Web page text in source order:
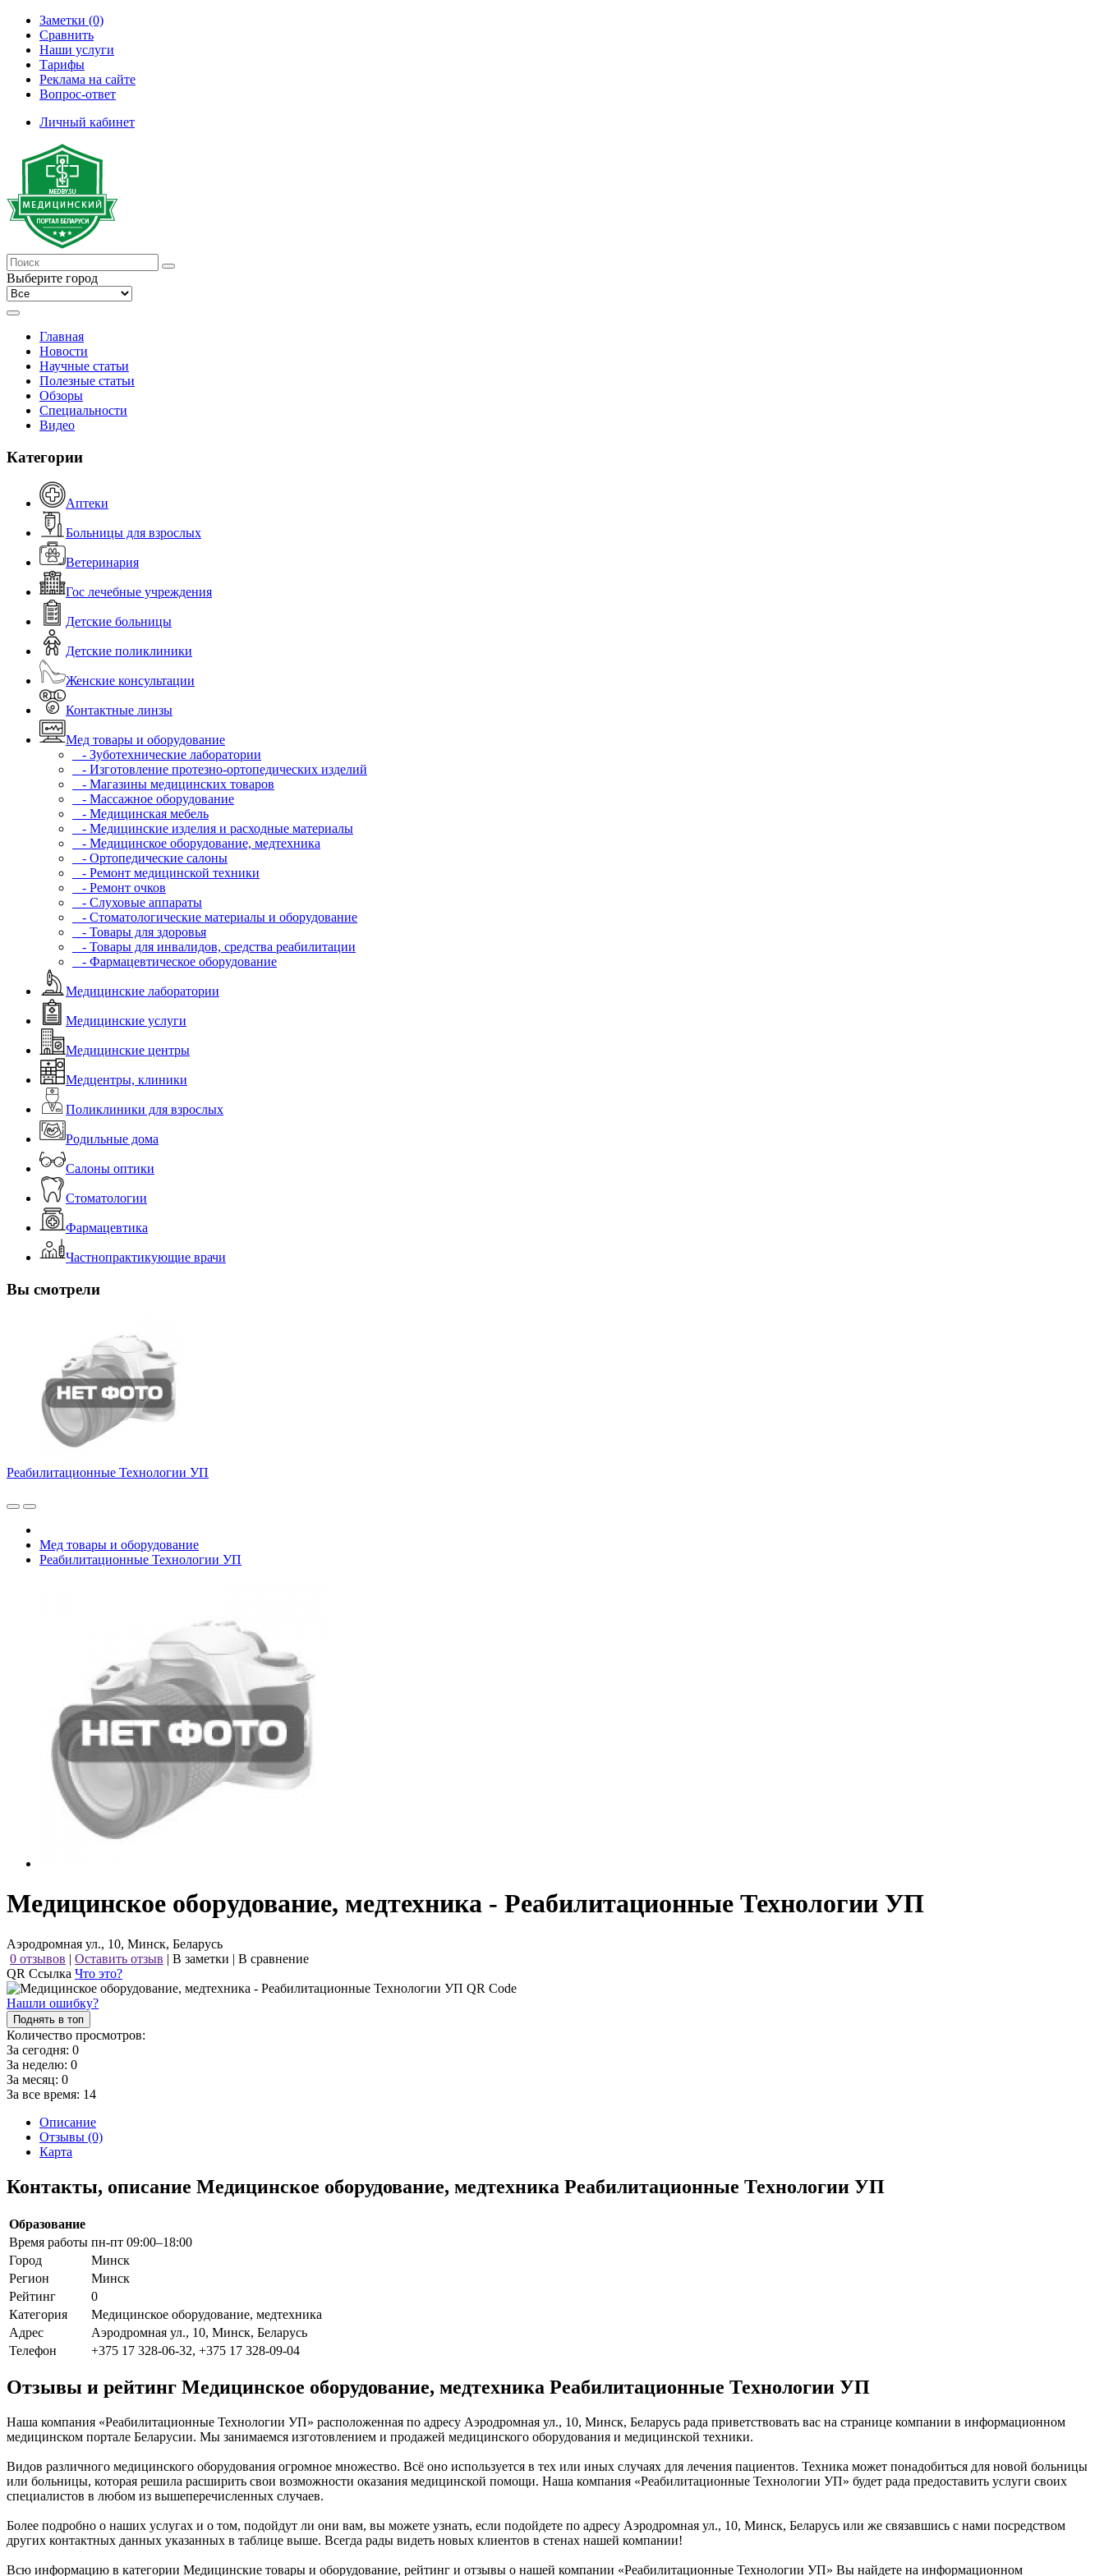
Заметки (0)
Сравнить
Наши услуги
Тарифы
Реклама на сайте
Вопрос-ответ
Личный кабинет
Выберите город
Главная
Новости
Научные статьи
Полезные статьи
Обзоры
Специальности
Видео
Категории
Аптеки
Больницы для взрослых
Ветеринария
Гос лечебные учреждения
Детские больницы
Детские поликлиники
Женские консультации
Контактные линзы
Мед товары и оборудование
- Зуботехнические лаборатории
- Изготовление протезно-ортопедических изделий
- Магазины медицинских товаров
- Массажное оборудование
- Медицинская мебель
- Медицинские изделия и расходные материалы
- Медицинское оборудование, медтехника
- Ортопедические салоны
- Ремонт медицинской техники
- Ремонт очков
- Слуховые аппараты
- Стоматологические материалы и оборудование
- Товары для здоровья
- Товары для инвалидов, средства реабилитации
- Фармацевтическое оборудование
Медицинские лаборатории
Медицинские услуги
Медицинские центры
Медцентры, клиники
Поликлиники для взрослых
Родильные дома
Салоны оптики
Стоматологии
Фармацевтика
Частнопрактикующие врачи
Вы смотрели
Реабилитационные Технологии УП
Мед товары и оборудование
Реабилитационные Технологии УП
Медицинское оборудование, медтехника - Реабилитационные Технологии УП
Аэродромная ул., 10, Минск, Беларусь
0 отзывов | Оставить отзыв | В заметки | В сравнение
QR Ссылка Что это?
Нашли ошибку?
Поднять в топ
Количество просмотров:
За сегодня: 0
За неделю: 0
За месяц: 0
За все время: 14
Описание
Отзывы (0)
Карта
Контакты, описание Медицинское оборудование, медтехника Реабилитационные Технологии УП
Образование
Время работы пн-пт 09:00–18:00
Город
Минск
Регион
Минск
Рейтинг
0
Категория
Медицинское оборудование, медтехника
Адрес
Аэродромная ул., 10, Минск, Беларусь
Телефон
+375 17 328-06-32, +375 17 328-09-04
Отзывы и рейтинг Медицинское оборудование, медтехника Реабилитационные Технологии УП
Наша компания «Реабилитационные Технологии УП» расположенная по адресу Аэродромная ул., 10, Минск, Беларусь рада приветствовать вас на странице компании в информационном
медицинском портале Беларусии. Мы занимаемся изготовлением и продажей медицинского оборудования и медицинской техники.
Видов различного медицинского оборудования огромное множество. Всё оно используется в тех или иных случаях для лечения пациентов. Техника может понадобиться для новой больницы
или больницы, которая решила расширить свои возможности оказания медицинской помощи. Наша компания «Реабилитационные Технологии УП» будет рада предоставить услуги своих
специалистов в любом из вышеперечисленных случаев.
Более подробно о наших услугах и о том, подойдут ли они вам, вы можете узнать, если подойдете по адресу Аэродромная ул., 10, Минск, Беларусь или же связавшись с нами посредством
других контактных данных указанных в таблице выше. Всегда рады видеть новых клиентов в стенах нашей компании!
Всю информацию в категории Медицинские товары и оборудование, рейтинг и отзывы о нашей компании «Реабилитационные Технологии УП» Вы найдете на информационном